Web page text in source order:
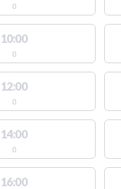
0
10:00
0
12:00
0
14:00
0
16:00